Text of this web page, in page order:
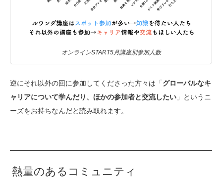
オンラインSTART5月講座別参加人数
逆にそれ以外の回に参加してくださった方々は「グローバルなキ
ャリアについて学んだり、ほかの参加者と交流したい 」というニ
ーズをお持ちなんだと読み取れます。
熱量のあるコミュニティ